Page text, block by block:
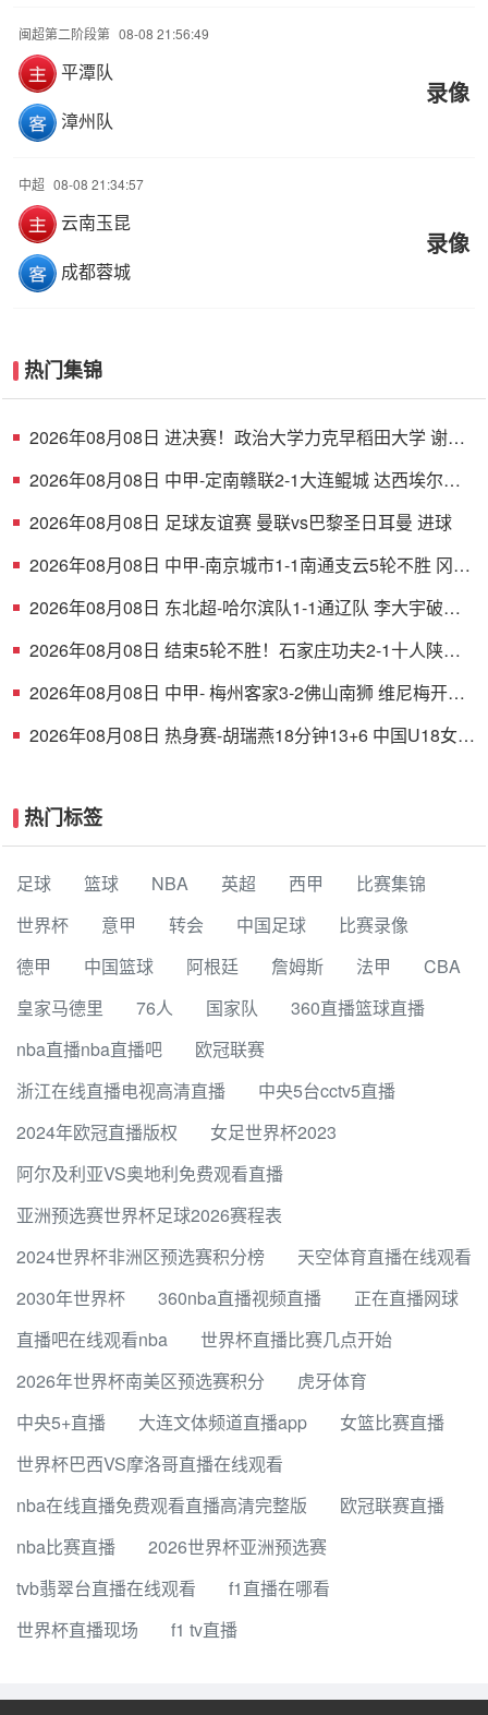
闽超第二阶段第 08-08 21:56:49
平潭队
漳州队
录像
中超 08-08 21:34:57
云南玉昆
成都蓉城
录像
热门集锦
2026年08月08日 进决赛！政治大学力克早稻田大学 谢昀
2026年08月08日 中甲-定南赣联2-1大连鲲城 达西埃尔两
2026年08月08日 足球友谊赛 曼联vs巴黎圣日耳曼 进球
2026年08月08日 中甲-南京城市1-1南通支云5轮不胜 冈萨
2026年08月08日 东北超-哈尔滨队1-1通辽队 李大宇破门
2026年08月08日 结束5轮不胜！石家庄功夫2-1十人陕西
2026年08月08日 中甲- 梅州客家3-2佛山南狮 维尼梅开二
2026年08月08日 热身赛-胡瑞燕18分钟13+6 中国U18女篮
热门标签
足球 篮球 NBA 英超 西甲
比赛集锦
世界杯
意甲 转会 中国足球
比赛录像
德甲
中国篮球 阿根廷 詹姆斯 法甲
CBA
皇家马德里
76人 国家队
360直播篮球直播
nba直播nba直播吧
欧冠联赛
浙江在线直播电视高清直播
中央5台cctv5直播
2024年欧冠直播版权
女足世界杯2023
阿尔及利亚VS奥地利免费观看直播
亚洲预选赛世界杯足球2026赛程表
2024世界杯非洲区预选赛积分榜
天空体育直播在线观看
2030年世界杯
360nba直播视频直播
正在直播网球
直播吧在线观看nba
世界杯直播比赛几点开始
2026年世界杯南美区预选赛积分
虎牙体育
中央5+直播
大连文体频道直播app
女篮比赛直播
世界杯巴西VS摩洛哥直播在线观看
nba在线直播免费观看直播高清完整版
欧冠联赛直播
nba比赛直播
2026世界杯亚洲预选赛
tvb翡翠台直播在线观看
f1直播在哪看
世界杯直播现场
f1 tv直播